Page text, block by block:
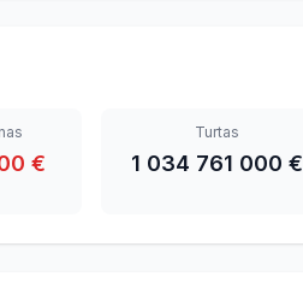
€
Turtas
1 034 761 000 €